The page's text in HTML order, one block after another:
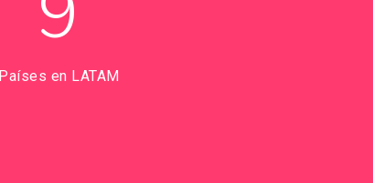
Países en LATAM